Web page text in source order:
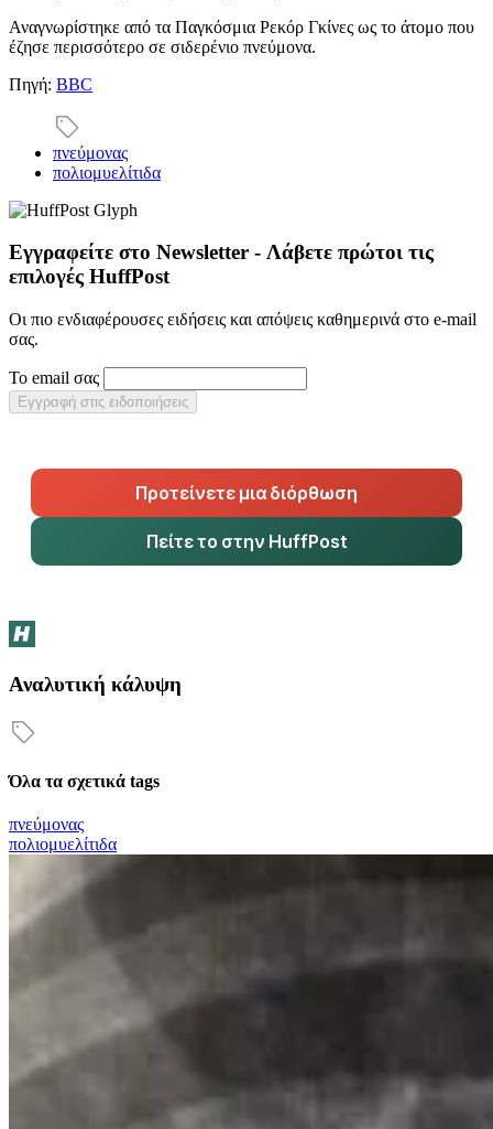
Αναγνωρίστηκε από τα Παγκόσμια Ρεκόρ Γκίνες ως το άτομο που
έζησε περισσότερο σε σιδερένιο πνεύμονα.
Πηγή: BBC
πνεύμονας
πολιομυελίτιδα
Εγγραφείτε στο Newsletter - Λάβετε πρώτοι τις
επιλογές HuffPost
Οι πιο ενδιαφέρουσες ειδήσεις και απόψεις καθημερινά στο e-mail
σας.
Το email σας
Εγγραφή στις ειδοποιήσεις
Προτείνετε μια διόρθωση
Πείτε το στην HuffPost
Αναλυτική κάλυψη
Όλα τα σχετικά tags
πνεύμονας
πολιομυελίτιδα